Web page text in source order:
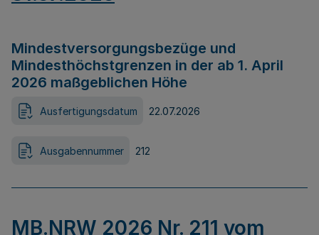
Mindestversorgungsbezüge und
Mindesthöchstgrenzen in der ab 1. April
2026 maßgeblichen Höhe
Ausfertigungsdatum 22.07.2026
Ausgabennummer 212
MB.NRW 2026 Nr. 211 vom